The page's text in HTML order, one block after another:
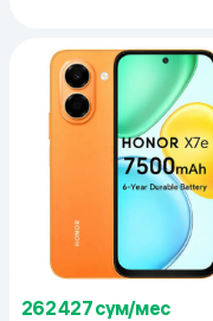
262 427 сум/мес